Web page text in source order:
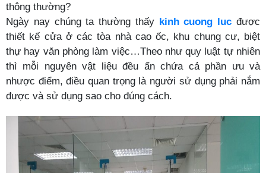
thông thường?
Ngày nay chúng ta thường thấy kinh cuong luc được
thiết kế cửa ở các tòa nhà cao ốc, khu chung cư, biệt
thự hay văn phòng làm việc…Theo như quy luật tự nhiên
thì mỗi nguyên vật liệu đều ẩn chứa cả phần ưu và
nhược điểm, điều quan trọng là người sử dụng phải nắm
được và sử dụng sao cho đúng cách.